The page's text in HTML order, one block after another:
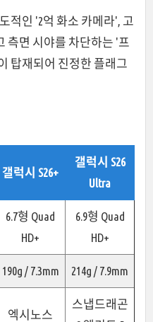
적인 '2억 화소 카메라', 고
측면 시야를 차단하는 '프
탑재되어 진정한 플래그
갤럭시 S26+
갤럭시 S26
Ultra
6.7형 Quad
HD+
6.9형 Quad
HD+
190g / 7.3mm 214g / 7.9mm
엑시노스
스냅드래곤